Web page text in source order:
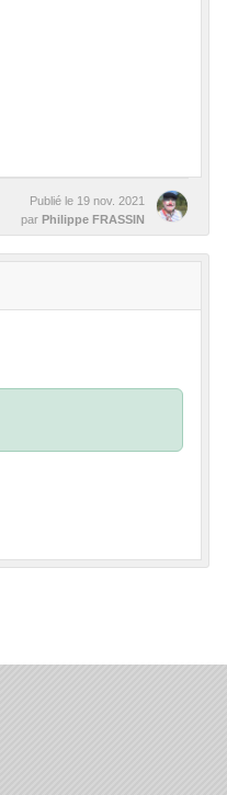
Publié le 19 nov. 2021
par Philippe FRASSIN